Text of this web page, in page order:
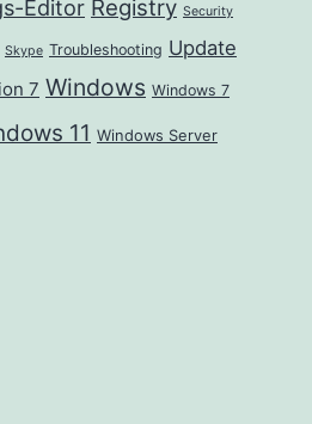
Editor Registry Security
Skype Troubleshooting Update
7 Windows Windows 7
11 Windows Server